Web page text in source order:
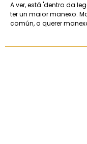
A ver, está 'dentro da
ter un maior manexo.
común, o querer